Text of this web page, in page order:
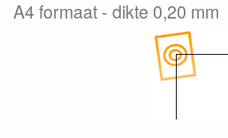
A4 formaat dikte 0,20 mm